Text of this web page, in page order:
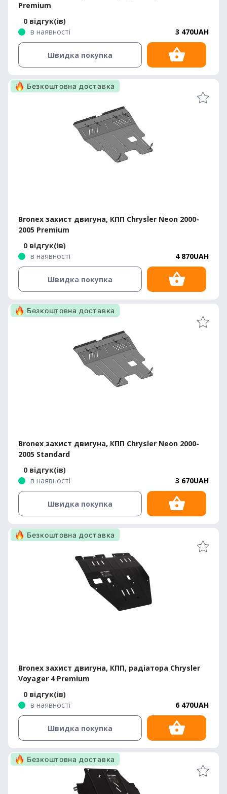
Premium
0 відгук(ів)
в наявності
3 470UAH
Швидка покупка
Bronex захист двигуна, КПП Chrysler Neon 2000-
2005 Premium
0 відгук(ів)
в наявності
4 870UAH
Безкоштовна доставка
Швидка покупка
Bronex захист двигуна, КПП Chrysler Neon 2000-
2005 Standard
0 відгук(ів)
в наявності
3 670UAH
Безкоштовна доставка
Швидка покупка
Bronex захист двигуна, КПП, радіатора Chrysler
Voyager 4 Premium
0 відгук(ів)
в наявності
6 470UAH
Безкоштовна доставка
Швидка покупка
Безкоштовна доставка